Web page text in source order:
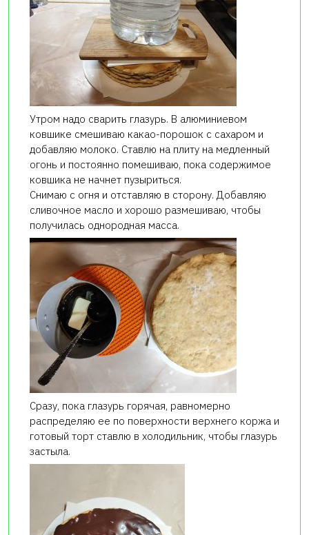
Утром надо сварить глазурь. В алюминиевом
ковшике смешиваю какао-порошок с сахаром и
добавляю молоко. Ставлю на плиту на медленный
огонь и постоянно помешиваю, пока содержимое
ковшика не начнет пузыриться.
Снимаю с огня и отставляю в сторону. Добавляю
сливочное масло и хорошо размешиваю, чтобы
получилась однородная масса.
Сразу, пока глазурь горячая, равномерно
распределяю ее по поверхности верхнего коржа и
готовый торт ставлю в холодильник, чтобы глазурь
застыла.